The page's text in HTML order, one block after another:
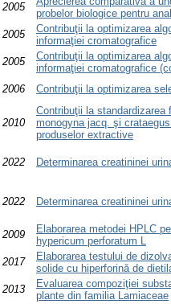
2005
probelor biologice pentru
2005
Contribuţii la optimizarea
informaţiei cromatografice
2005
Contribuţii la optimizarea
informaţiei cromatografice
2006
Contribuţii la optimizarea
2010
Contribuţii la
monogyna jacq. şi
produselor extractive
2022 Determinarea creatininei
2022 Determinarea creatininei
2009
Elaborarea metodei HPLC
hypericum perforatum L
2017
Elaborarea testului de
solide cu hiperforină de
2013
Evaluarea compoziţiei
plante din familia Lamiaceae